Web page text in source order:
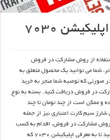
۷۰۳۰
از روش مشارکت در فروش
شما می توانید یک محصول متعلق به
صورتی که توصیه شما منجر به خرید
در فروش دریافت کنید. بسته به نوع
و ممکن است از چند تومان تا چند
سیم کارت اعتباری نیز از جمله
روش مشارکت در فروش، اقدام به کسب
درآمد از آن نمود. در ادامه با ما همراه باشید تا به معرفی اپلیکیشن ۷۰۳۰ که